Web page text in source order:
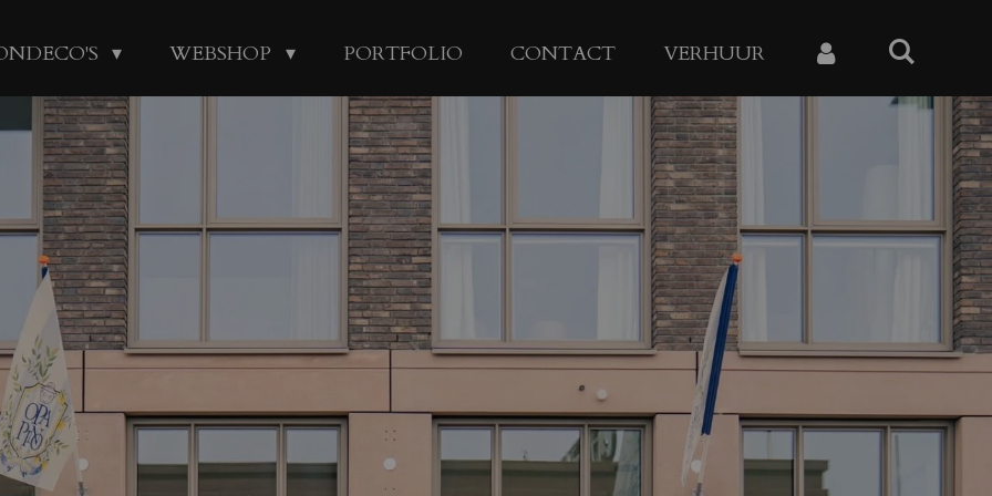
WEBSHOP PORTFOLIO CONTACT VERHUUR